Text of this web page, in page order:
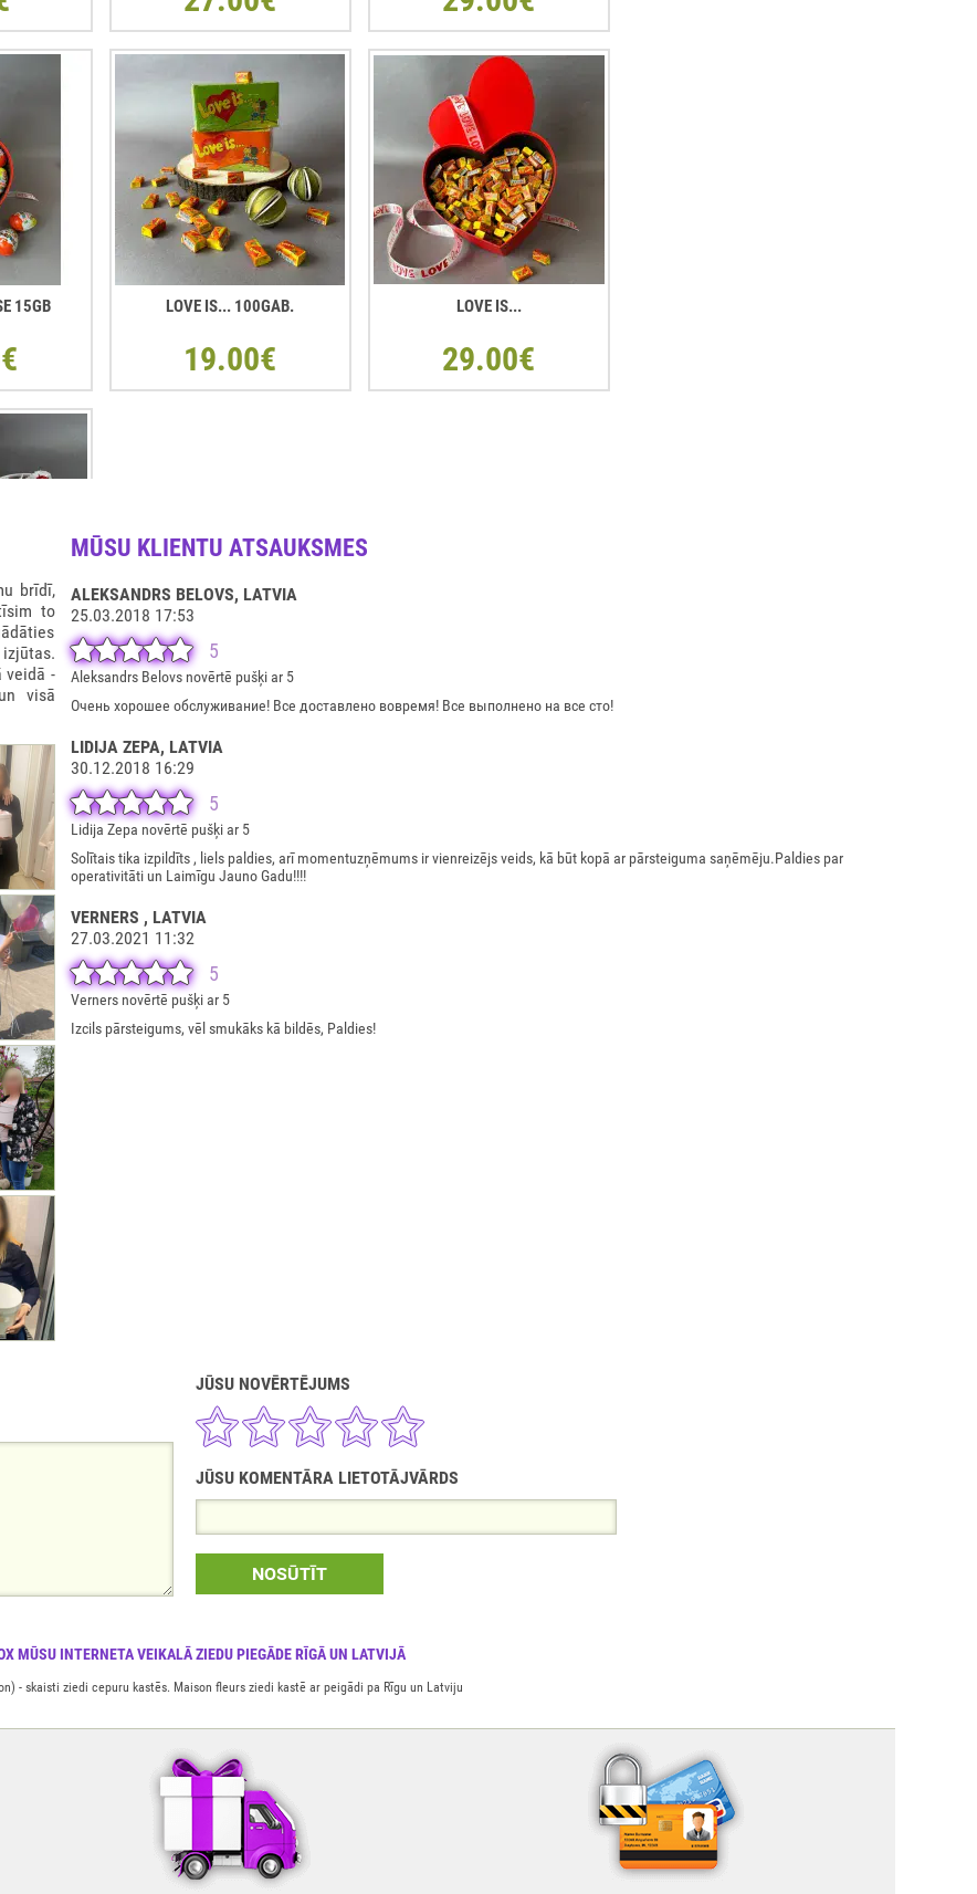
MŪSU INTERNETA VEIKALĀ ZIEDU PIEGĀDE RĪGĀ UN LATVIJĀ
- skaisti ziedi cepuru kastēs. Maison fleurs ziedi kastē ar peigādi pa Rīgu un Latviju
15GB LOVE IS... 100GAB.
19.00€
LOVE IS...
29.00€
900GR
brīdī,
to
veidā -
visā
MŪSU KLIENTU ATSAUKSMES
ALEKSANDRS BELOVS, LATVIA
25.03.2018 17:53
5
Aleksandrs Belovs novērtē pušķi ar 5
Очень хорошее обслуживание! Все доставлено вовремя! Все выполнено на все сто!
LIDIJA ZEPA, LATVIA
30.12.2018 16:29
5
Lidija Zepa novērtē pušķi ar 5
Solītais tika izpildīts , liels paldies, arī momentuzņēmums ir vienreizējs veids, kā būt kopā ar pārsteiguma saņēmēju.Paldies par
operativitāti un Laimīgu Jauno Gadu!!!!
VERNERS , LATVIA
27.03.2021 11:32
5
Verners novērtē pušķi ar 5
Izcils pārsteigums, vēl smukāks kā bildēs, Paldies!
JŪSU NOVĒRTĒJUMS
JŪSU KOMENTĀRA LIETOTĀJVĀRDS
NOSŪTĪT